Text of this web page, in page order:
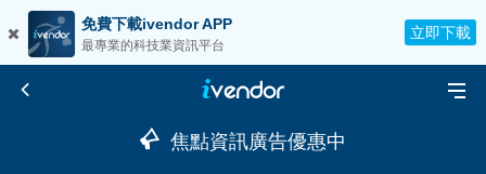
免費下載ivendor APP
最專業的科技業資訊平台
立即下載
焦點資訊廣告優惠中